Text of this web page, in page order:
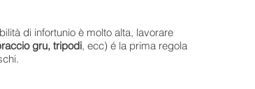
di infortunio è molto alta, lavorare
gru, tripodi, ecc) é la prima regola